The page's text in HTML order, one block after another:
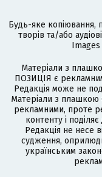
Будь-яке копіювання,
творів та/або
Images
Матеріали з
ПОЗИЦІЯ є
Редакція може не
Матеріали з
рекламними, проте
контенту і
Редакція не несе
судження,
українським